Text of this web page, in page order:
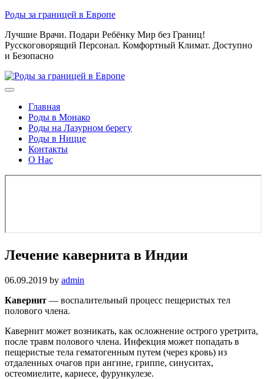
Skip
content
Роды за границей в Европе
Лучшие Врачи. Подари Ребёнку Мир без Границ!
Русскоговорящий Персонал. Комфортный Климат. Доступно
и Безопасно
Главная
Роды в Монако
Роды на Лазурном берегу
Роды в Ницце
Контакты
О Нас
Лечение кавернита в Индии
06.09.2019 by admin
Кавернит — воспалительный процесс пещеристых тел
полового члена.
Кавернит может возникать, как осложнение острого уретрита,
после травм полового члена. Инфекция может попадать в
пещеристые тела гематогенным путем (через кровь) из
отдаленных очагов при ангине, гриппе, синуситах,
остеомиелите, кариесе, фурункулезе.